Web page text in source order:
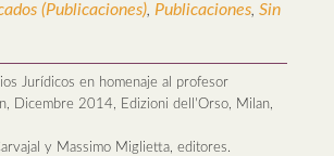
(Publicaciones), Publicaciones, Sin
Jurídicos en homenaje al profesor
Dicembre 2014, Edizioni dell'Orso, Milan,
y Massimo Miglietta, editores.